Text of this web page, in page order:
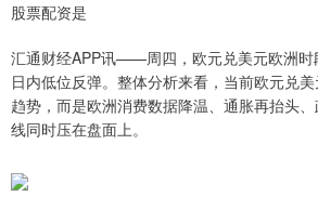
股票配资是
汇通财经APP讯——周四，欧元兑美元欧洲时
日内低位反弹。整体分析来看，当前欧元兑
趋势，而是欧洲消费数据降温、通胀再抬头
线同时压在盘面上。